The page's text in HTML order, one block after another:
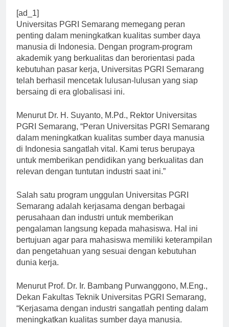
[ad_1]
Universitas PGRI Semarang memegang peran
penting dalam meningkatkan kualitas sumber daya
manusia di Indonesia. Dengan program-program
akademik yang berkualitas dan berorientasi pada
kebutuhan pasar kerja, Universitas PGRI Semarang
telah berhasil mencetak lulusan-lulusan yang siap
bersaing di era globalisasi ini.
Menurut Dr. H. Suyanto, M.Pd., Rektor Universitas
PGRI Semarang, “Peran Universitas PGRI Semarang
dalam meningkatkan kualitas sumber daya manusia
di Indonesia sangatlah vital. Kami terus berupaya
untuk memberikan pendidikan yang berkualitas dan
relevan dengan tuntutan industri saat ini.”
Salah satu program unggulan Universitas PGRI
Semarang adalah kerjasama dengan berbagai
perusahaan dan industri untuk memberikan
pengalaman langsung kepada mahasiswa. Hal ini
bertujuan agar para mahasiswa memiliki keterampilan
dan pengetahuan yang sesuai dengan kebutuhan
dunia kerja.
Menurut Prof. Dr. Ir. Bambang Purwanggono, M.Eng.,
Dekan Fakultas Teknik Universitas PGRI Semarang,
“Kerjasama dengan industri sangatlah penting dalam
meningkatkan kualitas sumber daya manusia.